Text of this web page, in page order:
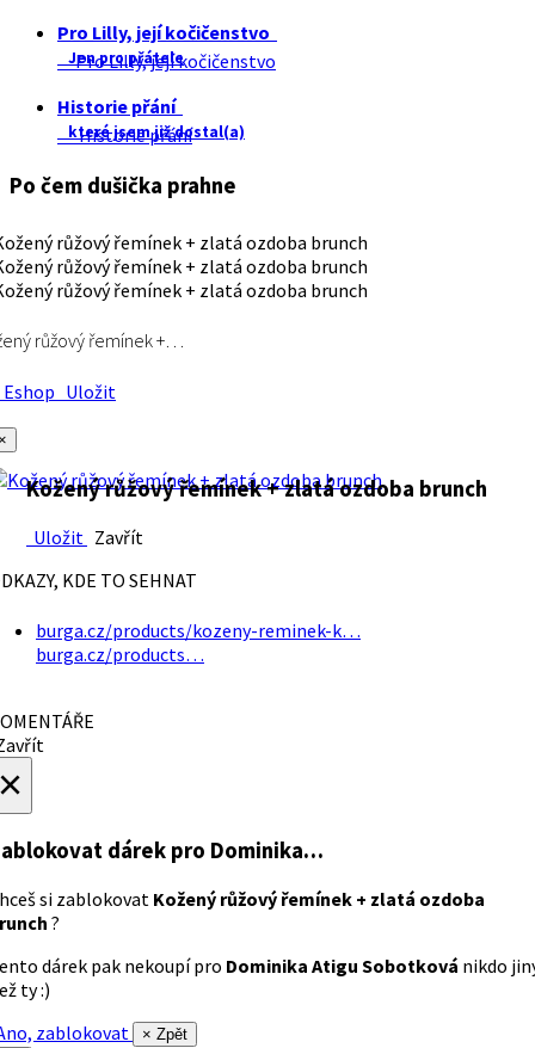
Pro Lilly, její kočičenstvo
Jen pro přátele
Pro Lilly, její kočičenstvo
Historie přání
které jsem již dostal(a)
Historie přání
Po čem dušička prahne
růžový řemínek +…
Uložit
Kožený růžový řemínek + zlatá ozdoba brunch
Uložit Zavřít
KDE TO SEHNAT
burga.cz/products/kozeny-reminek-k…
burga.cz/products…
dárek pro Dominika…
si zablokovat Kožený růžový řemínek + zlatá ozdoba
?
dárek pak nekoupí pro Dominika Atigu Sobotková nikdo
ty :)
zablokovat
× Zpět